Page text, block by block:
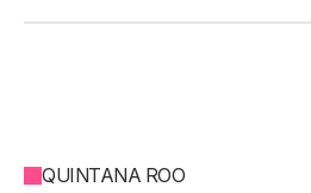
QUINTANA ROO